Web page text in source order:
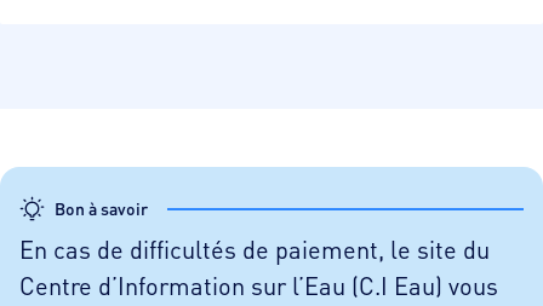
Bon à savoir
En cas de difficultés de paiement, le site du
Centre d’Information sur l’Eau (C.I Eau) vous